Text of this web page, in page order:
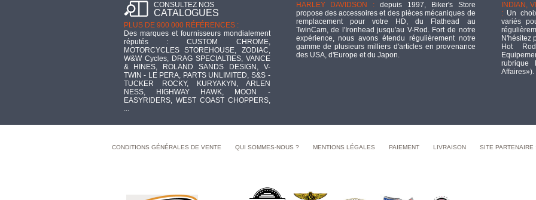
CONSULTEZ NOS
CATALOGUES
PLUS DE 900 000 RÉFÉRENCES :
Des marques et fournisseurs mondialement
réputés : CUSTOM CHROME,
MOTORCYCLES STOREHOUSE, ZODIAC,
W&W Cycles, DRAG SPECIALTIES, VANCE
& HINES, ROLAND SANDS DESIGN, V-
TWIN - LE PERA, PARTS UNLIMITED, S&S -
TUCKER ROCKY, KURYAKYN, ARLEN
NESS, HIGHWAY HAWK, MOON -
EASYRIDERS, WEST COAST CHOPPERS,
...
HARLEY DAVIDSON : depuis 1997, Biker's Store
propose des accessoires et des pièces mécaniques de
remplacement pour votre HD, du Flathead au
TwinCam, de l'Ironhead jusqu'au V-Rod. Fort de notre
expérience, nous avons étendu régulièrement notre
gamme de plusieurs milliers d'articles en provenance
des USA, d'Europe et du Japon.
INDIAN,
:Un
variés
N'hésitez
Hot
rubrique
Affaires»).
CONDITIONS GÉNÉRALES DE VENTE QUI SOMMES-NOUS ? MENTIONS LÉGALES PAIEMENT LIVRAISON SITE PARTENAIRE